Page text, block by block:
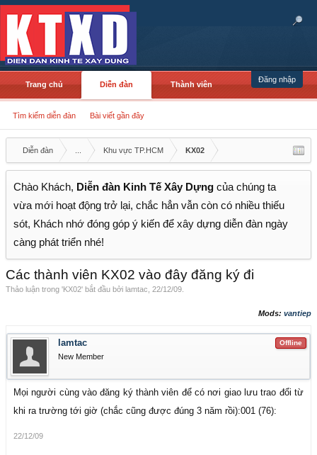
Đăng nhập
Trang chủ Diễn đàn
Tìm kiếm diễn đàn Bài viết gần đây
Thành viên
Diễn đàn Khu vực TP.HCM KX02
Chào Khách, Diễn đàn Kinh Tế Xây Dựng của chúng ta
vừa mới hoạt động trở lại, chắc hẳn vẫn còn có nhiều thiếu
sót, Khách nhớ đóng góp ý kiến để xây dựng diễn đàn ngày
càng phát triển nhé!
Các thành viên KX02 vào đây đăng ký đi
Thảo luận trong 'KX02' bắt đầu bởi lamtac 22/12/09
Mods: vantiep
Offline
lamtac
New Member
Mọi người cùng vào đăng ký thành viên để có nơi giao lưu trao đổi từ
khi ra trường tới giờ (chắc cũng được đúng 3 năm rồi):001 (76):
22/12/09